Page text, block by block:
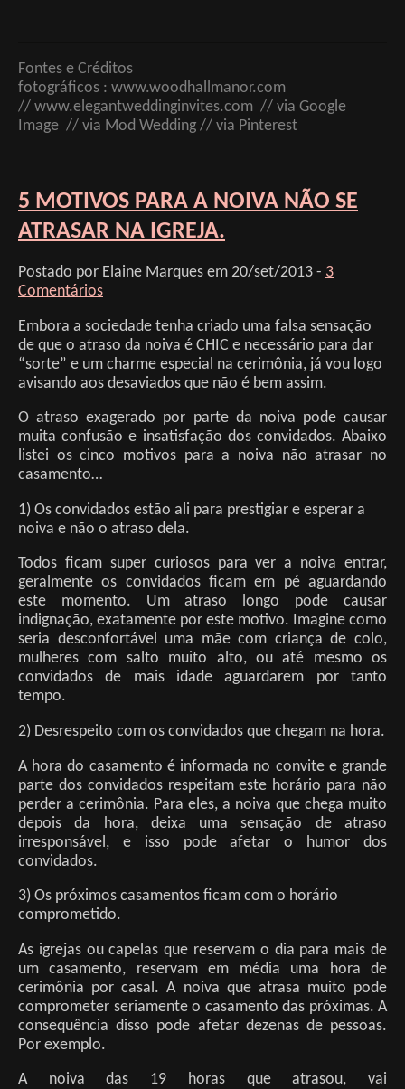
Fontes e Créditos
fotográficos : www.woodhallmanor.com
// www.elegantweddinginvites.com // via Google
Image // via Mod Wedding // via Pinterest
5 MOTIVOS PARA A NOIVA NÃO SE
ATRASAR NA IGREJA.
Postado por Elaine Marques em 20/set/2013 - 3
Comentários
Embora a sociedade tenha criado uma falsa sensação
de que o atraso da noiva é CHIC e necessário para dar
“sorte” e um charme especial na cerimônia, já vou logo
avisando aos desaviados que não é bem assim.
O atraso exagerado por parte da noiva pode causar
muita confusão e insatisfação dos convidados. Abaixo
listei os cinco motivos para a noiva não atrasar no
casamento…
1) Os convidados estão ali para prestigiar e esperar a
noiva e não o atraso dela.
Todos ficam super curiosos para ver a noiva entrar,
geralmente os convidados ficam em pé aguardando
este momento. Um atraso longo pode causar
indignação, exatamente por este motivo. Imagine como
seria desconfortável uma mãe com criança de colo,
mulheres com salto muito alto, ou até mesmo os
convidados de mais idade aguardarem por tanto
tempo.
2) Desrespeito com os convidados que chegam na hora.
A hora do casamento é informada no convite e grande
parte dos convidados respeitam este horário para não
perder a cerimônia. Para eles, a noiva que chega muito
depois da hora, deixa uma sensação de atraso
irresponsável, e isso pode afetar o humor dos
convidados.
3) Os próximos casamentos ficam com o horário
comprometido.
As igrejas ou capelas que reservam o dia para mais de
um casamento, reservam em média uma hora de
cerimônia por casal. A noiva que atrasa muito pode
comprometer seriamente o casamento das próximas. A
consequência disso pode afetar dezenas de pessoas.
Por exemplo.
A noiva das 19 horas que atrasou, vai